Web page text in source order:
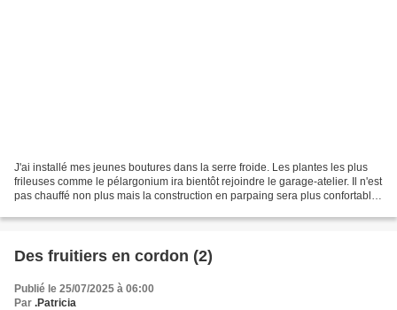
J'ai installé mes jeunes boutures dans la serre froide. Les plantes les plus
frileuses comme le pélargonium ira bientôt rejoindre le garage-atelier. Il n'est
pas chauffé non plus mais la construction en parpaing sera plus confortable.
Des fruitiers en cordon (2)
Publié le 25/07/2025 à 06:00
Par .Patricia